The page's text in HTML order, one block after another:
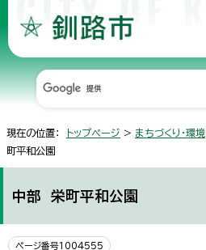
現在の位置： トップページ > まちづくり・環境
町平和公園
中部 栄町平和公園
ページ番号1004555